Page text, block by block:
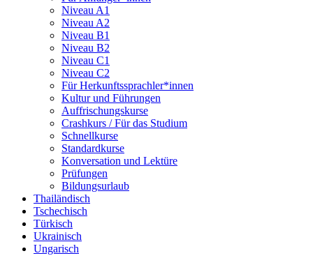
Niveau A1
Niveau A2
Niveau B1
Niveau B2
Niveau C1
Niveau C2
Für Herkunftssprachler*innen
Kultur und Führungen
Auffrischungskurse
Crashkurs / Für das Studium
Schnellkurse
Standardkurse
Konversation und Lektüre
Prüfungen
Bildungsurlaub
Thailändisch
Tschechisch
Türkisch
Ukrainisch
Ungarisch